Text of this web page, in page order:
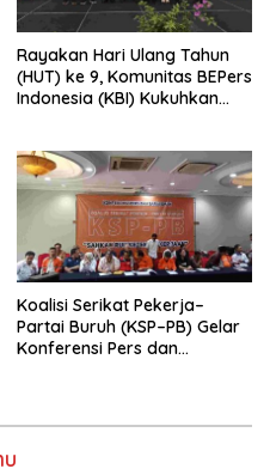
Rayakan Hari Ulang Tahun
(HUT) ke 9, Komunitas BEPers
Indonesia (KBI) Kukuhkan
Tema: “Penguatan dan
Pengembangan Organisasi
KBI yang Berbasis Riset di
seluruh Indonesia dan
Mancanegara”.
Koalisi Serikat Pekerja–
Partai Buruh (KSP–PB) Gelar
Konferensi Pers dan